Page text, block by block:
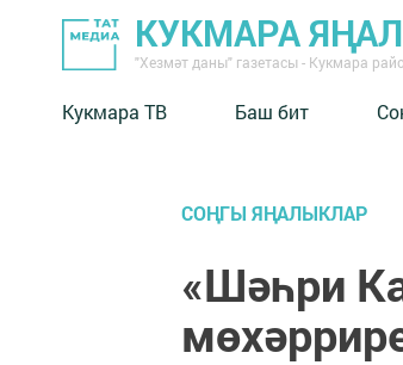
КУКМАРА
"Хезмәт даны" газетасы - Кукмара
Кукмара ТВ Баш бит
СОҢГЫ ЯҢАЛЫКЛАР
«Шәһри